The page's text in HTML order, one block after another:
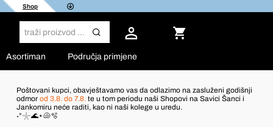
Shop
Asortiman Područja primjene
Poštovani kupci, obavještavamo vas da odlazimo na zasluženi godišnji
odmor od 3.8. do 7.8. te u tom periodu naši Shopovi na Savici Šanci i
Jankomiru neće raditi, kao ni naši kolege u uredu.
˖°𓇼🌊⋆🐚🫧